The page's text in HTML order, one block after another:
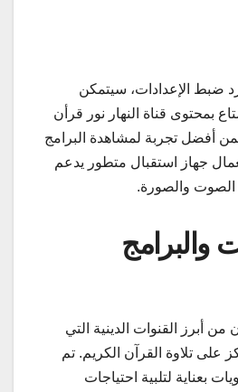
ضبط الإعدادات، سيتمكن
بمحتوى قناة النهار نور قرأن
أفضل تجربة لمشاهدة البرامج
جهاز استقبال متطور يدعم
والبرامج
من أبرز القنوات الدينية التي
على تلاوة القرآن الكريم. تم
بعناية لتلبية احتياجات